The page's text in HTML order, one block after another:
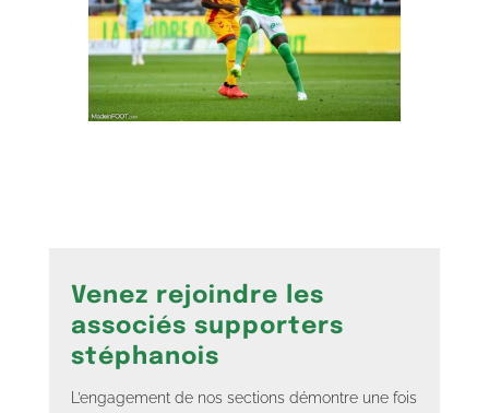
Venez rejoindre les
associés supporters
stéphanois
L’engagement de nos sections démontre une fois